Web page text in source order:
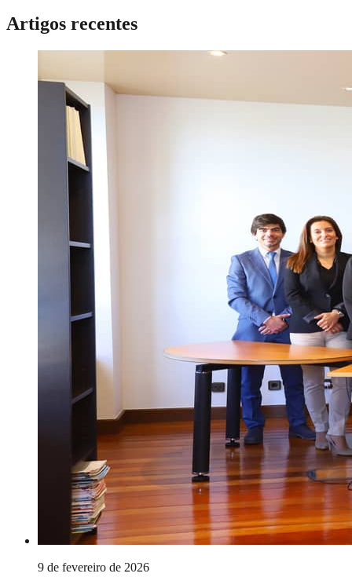
Artigos recentes
9 de fevereiro de 2026